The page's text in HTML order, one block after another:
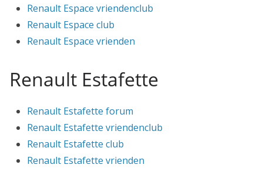
Renault Espace vriendenclub
Renault Espace club
Renault Espace vrienden
Renault Estafette
Renault Estafette forum
Renault Estafette vriendenclub
Renault Estafette club
Renault Estafette vrienden